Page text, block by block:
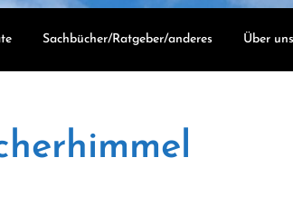
Sachbücher/Ratgeber/anderes Über uns